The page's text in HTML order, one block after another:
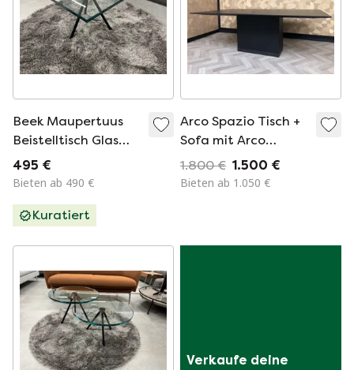
Beek Maupertuus
Beistelltisch Glas
Schwarz
495 €
Bieten ab 490 €
Kuratiert
Arco Spazio Tisch +
Sofa mit Arco
Gestell
1.800 € 1.500 €
Bieten ab 1.050 €
Verkaufe deine